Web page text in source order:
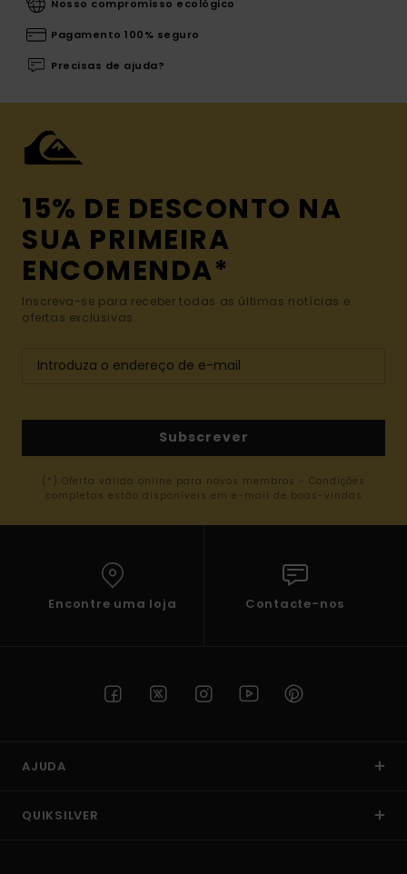
Nosso compromisso ecológico
Pagamento 100% seguro
Precisas de ajuda?
15% DE DESCONTO NA
SUA PRIMEIRA
ENCOMENDA*
Inscreva-se para receber todas as últimas notícias e
ofertas exclusivas.
Subscrever
(*) Oferta válida online para novos membros - Condições
completas estão disponíveis em e-mail de boas-vindas
Encontre uma loja Contacte-nos
AJUDA
QUIKSILVER